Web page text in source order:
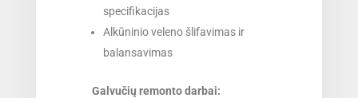
specifikacijas
Alkūninio veleno šlifavimas ir
balansavimas
Galvučių remonto darbai: